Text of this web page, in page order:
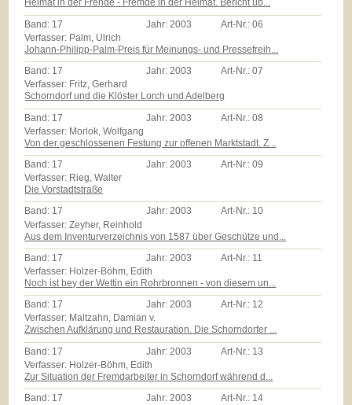
Heimat in der Frende - Fremde in der Heimat. Bericht üb...
Band: 17 Jahr: 2003 Art-Nr.:06
Verfasser: Palm, Ulrich
Johann-Philipp-Palm-Preis für Meinungs- und Pressefreih...
Band: 17 Jahr:2003 Art-Nr.:07
Verfasser: Fritz, Gerhard
Schorndorf und die Klöster Lorch und Adelberg
Band: 17 Jahr: 2003 Art-Nr.:08
Verfasser: Morlok, Wolfgang
Von der geschlossenen Festung zur offenen Marktstadt. Z...
Band: 17 Jahr:2003 Art-Nr.:09
Verfasser: Rieg, Walter
Die Vorstadtstraße
Band: 17 Jahr:2003 Art-Nr.: 10
Verfasser: Zeyher, Reinhold
Aus dem Inventurverzeichnis von 1587 über Geschütze und...
Band: 17 Jahr:2003 Art-Nr.: 11
Verfasser: Holzer-Böhm, Edith
Noch ist bey der Wettin ein Rohrbronnen - von diesem un...
Band: 17 Jahr:2003 Art-Nr.: 12
Verfasser: Maltzahn, Damian v.
Zwischen Aufklärung und Restauration. Die Schorndorfer ...
Band: 17 Jahr: 2003 Art-Nr.: 13
Verfasser: Holzer-Böhm, Edith
Zur Situation der Fremdarbeiter in Schorndorf während d...
Band: 17 Jahr:2003 Art-Nr.: 14